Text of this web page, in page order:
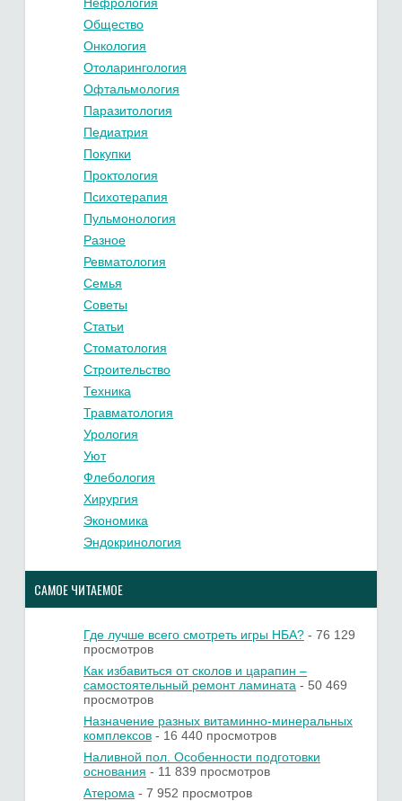
Общество
Онкология
Отоларингология
Офтальмология
Паразитология
Педиатрия
Покупки
Проктология
Психотерапия
Пульмонология
Разное
Ревматология
Семья
Советы
Статьи
Стоматология
Строительство
Техника
Травматология
Урология
Уют
Флебология
Хирургия
Экономика
Эндокринология
САМОЕ ЧИТАЕМОЕ
Где лучше всего смотреть игры НБА? - 76 129
просмотров
Как избавиться от сколов и царапин –
самостоятельный ремонт ламината - 50 469
просмотров
Назначение разных витаминно-минеральных
комплексов - 16 440 просмотров
Наливной пол. Особенности подготовки
основания - 11 839 просмотров
Атерома - 7 952 просмотров